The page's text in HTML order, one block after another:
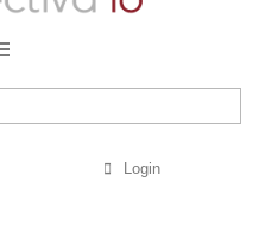
Login